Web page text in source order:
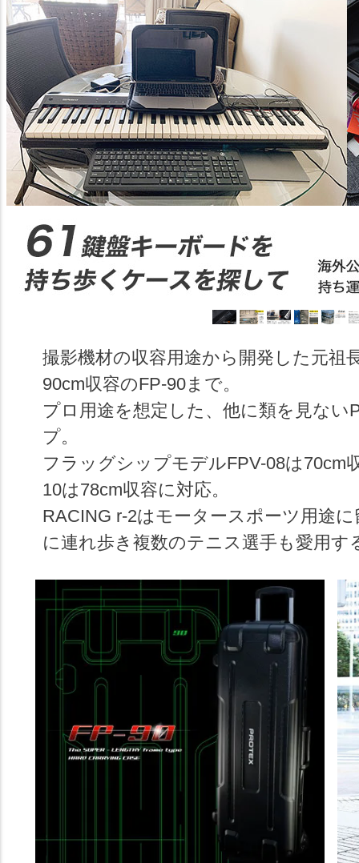
撮影機材の収容用途から開発した元祖
90cm収容のFP-90まで。
プロ用途を想定した、他に類を見な
プ。
フラッグシップモデルFPV-08は70cm
10は78cm収容に対応。
RACING r-2はモータースポーツ用途
に連れ歩き複数のテニス選手も愛用